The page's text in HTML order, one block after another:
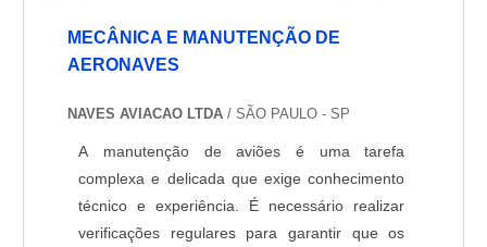
MECÂNICA E MANUTENÇÃO DE
AERONAVES
NAVES AVIACAO LTDA/ SÃO PAULO - SP
A manutenção de aviões é uma tarefa
complexa e delicada que exige conhecimento
técnico e experiência. É necessário realizar
verificações regulares para garantir que os